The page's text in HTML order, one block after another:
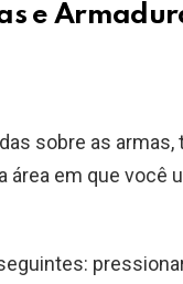
e
sobre as armas,
em que você